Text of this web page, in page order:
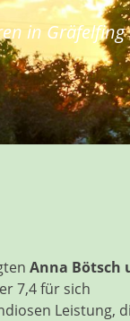
in
Anna Bötsch
7,4 für sich
Leistung,